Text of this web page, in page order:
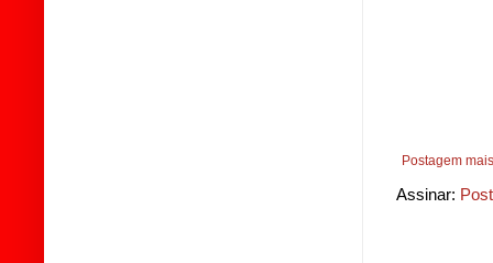
Postagem
Assinar: